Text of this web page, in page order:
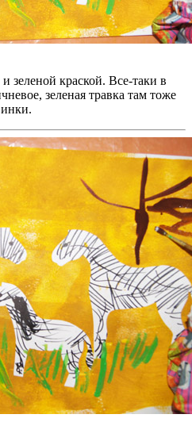
зеленой краской. Все-таки в
зеленая травка там тоже